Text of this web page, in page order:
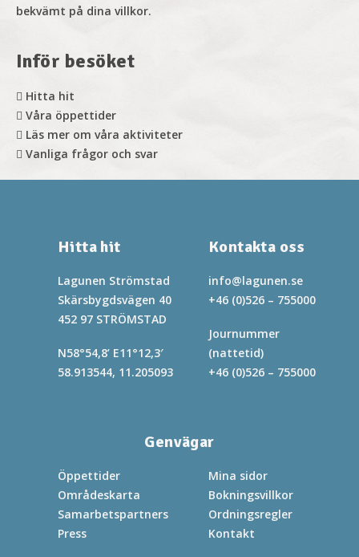
bekvämt på dina villkor.
Inför besöket
Hitta hit
Våra öppettider
Läs mer om våra aktiviteter
Vanliga frågor och svar
Hitta hit
Lagunen Strömstad
Skärsbygdsvägen 40
452 97 STRÖMSTAD
N58°54,8’ E11°12,3′
58.913544, 11.205093
Kontakta oss
info@lagunen.se
+46 (0)526 – 755000
Journummer
(nattetid)
+46 (0)526 – 755000
Genvägar
Öppettider
Områdeskarta
Samarbetspartners
Press
Mina sidor
Bokningsvillkor
Ordningsregler
Kontakt